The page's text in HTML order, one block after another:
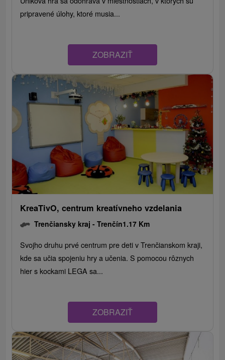
pripravené úlohy, ktoré musia...
ZOBRAZIŤ
KreaTivO, centrum kreatívneho vzdelania
Trenčiansky kraj -Trenčín1.17 Km
Svojho druhu prvé centrum pre deti v Trenčianskom kraji,
kde sa učia spojeniu hry a učenia. S pomocou rôznych
hier s kockami LEGA sa...
ZOBRAZIŤ